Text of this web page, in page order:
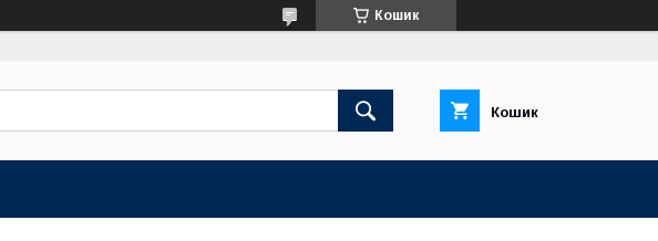
Кошик
Кошик